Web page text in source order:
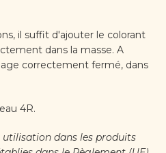
il suffit d'ajouter le colorant
dans la masse. A
correctement fermé, dans
4R.
dans les produits